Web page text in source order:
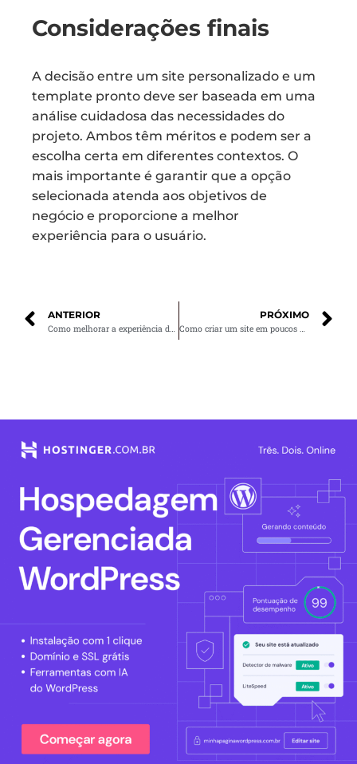
Considerações finais
A decisão entre um site personalizado e um
template pronto deve ser baseada em uma
análise cuidadosa das necessidades do
projeto. Ambos têm méritos e podem ser a
escolha certa em diferentes contextos. O
mais importante é garantir que a opção
selecionada atenda aos objetivos de
negócio e proporcione a melhor
experiência para o usuário.
ANTERIOR PRÓXIMO